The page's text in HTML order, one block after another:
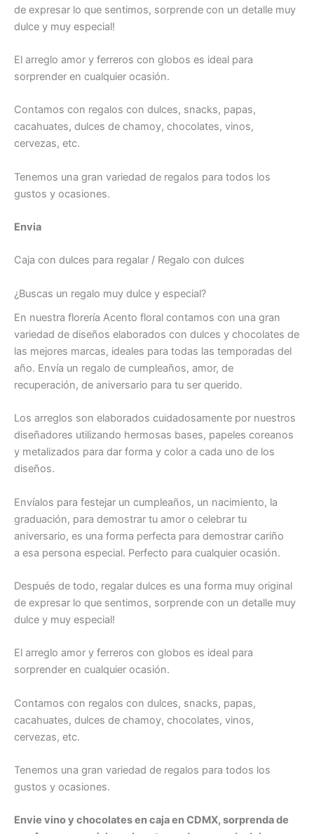
de expresar lo que sentimos, sorprende con un detalle muy
dulce y muy especial!
El arreglo amor y ferreros con globos es ideal para
sorprender en cualquier ocasión.
Contamos con regalos con dulces, snacks, papas,
cacahuates, dulces de chamoy, chocolates, vinos,
cervezas, etc.
Tenemos una gran variedad de regalos para todos los
gustos y ocasiones.
Envia
Caja con dulces para regalar / Regalo con dulces
¿Buscas un regalo muy dulce y especial?
En nuestra florería Acento floral contamos con una gran
variedad de diseños elaborados con dulces y chocolates de
las mejores marcas, ideales para todas las temporadas del
año. Envía un regalo de cumpleaños, amor, de
recuperación, de aniversario para tu ser querido.
Los arreglos son elaborados cuidadosamente por nuestros
diseñadores utilizando hermosas bases, papeles coreanos
y metalizados para dar forma y color a cada uno de los
diseños.
Envíalos para festejar un cumpleaños, un nacimiento, la
graduación, para demostrar tu amor o celebrar tu
aniversario, es una forma perfecta para demostrar cariño
a esa persona especial. Perfecto para cualquier ocasión.
Después de todo, regalar dulces es una forma muy original
de expresar lo que sentimos, sorprende con un detalle muy
dulce y muy especial!
El arreglo amor y ferreros con globos es ideal para
sorprender en cualquier ocasión.
Contamos con regalos con dulces, snacks, papas,
cacahuates, dulces de chamoy, chocolates, vinos,
cervezas, etc.
Tenemos una gran variedad de regalos para todos los
gustos y ocasiones.
Envie vino y chocolates en caja en CDMX, sorprenda de